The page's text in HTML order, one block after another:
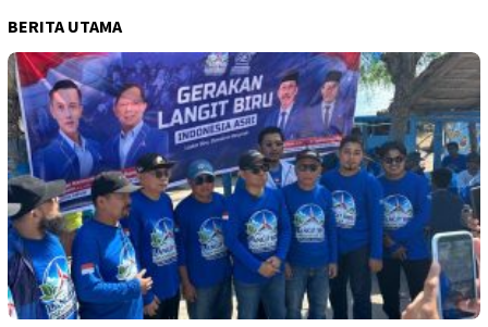
BERITA UTAMA